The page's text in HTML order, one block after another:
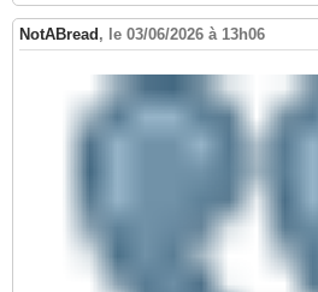
NotABread, le 03/06/2026 à 13h06